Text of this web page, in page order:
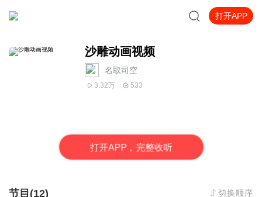
打开APP
沙雕动画视频
名取司空
3.32万 533
打开APP，完整收听
节目(12) 切换顺序